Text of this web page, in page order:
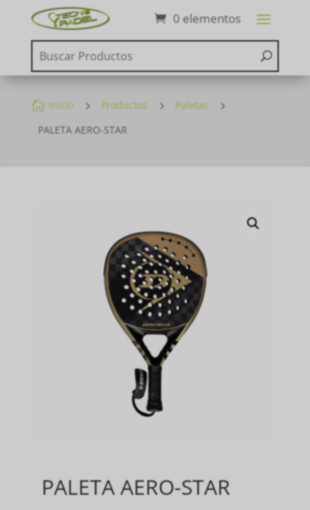
0 elementos
 Inicio 5 Productos 5 Paletas 5
PALETA AERO-STAR
PALETA AERO-STAR